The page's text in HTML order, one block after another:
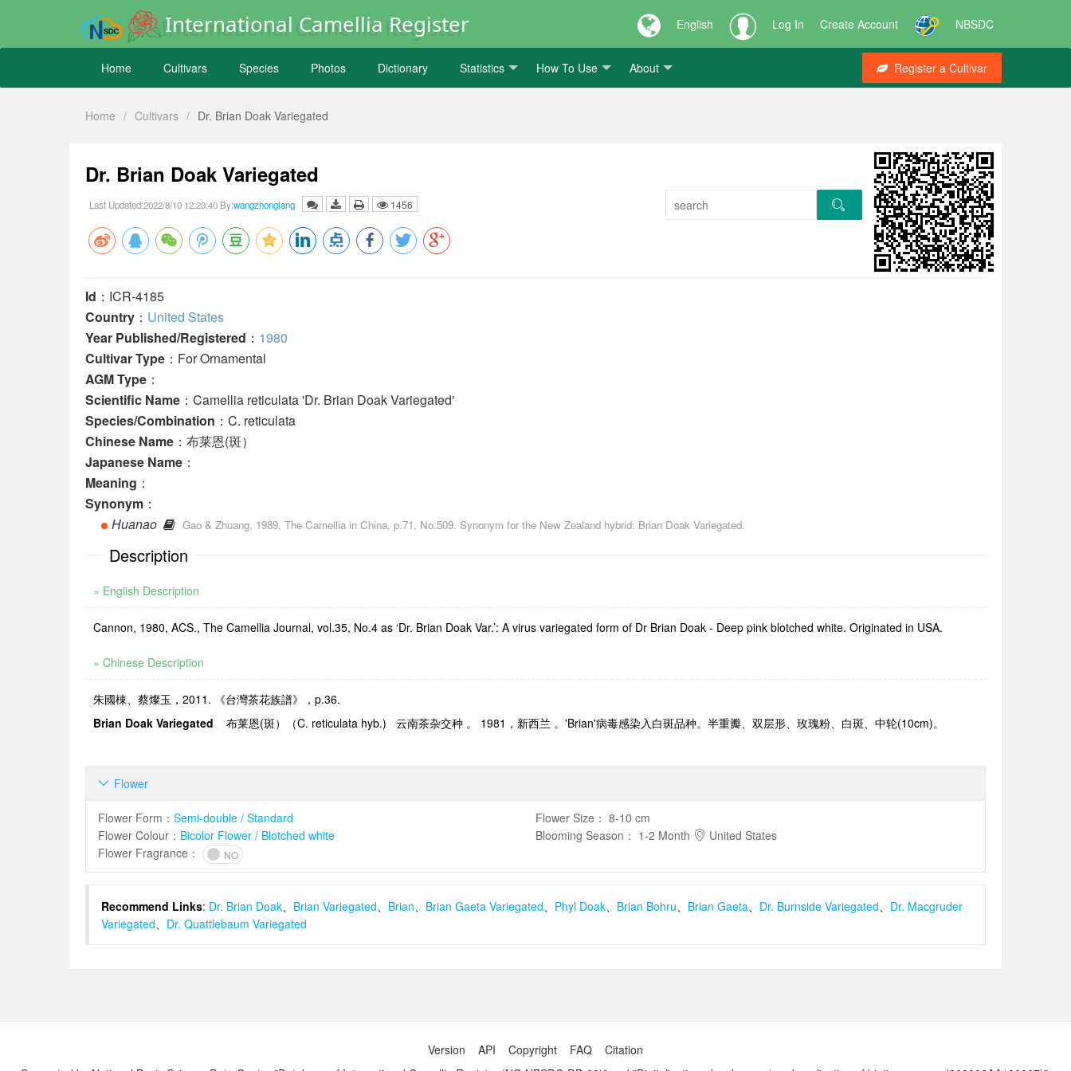
International Camellia Register English Log In Create Account NBSDC
Home Cultivars Species Photos Dictionary Statistics How To Use About Register a Cultivar
Home / Cultivars / Dr. Brian Doak Variegated
Dr. Brian Doak Variegated
Last Updated:2022/8/10 12:23:40 By:wangzhonglang 1456
Id ：ICR-4185
Country ： United States
Year Published/Registered ： 1980
Cultivar Type ：For Ornamental
AGM Type ：
Scientific Name ：Camellia reticulata 'Dr. Brian Doak Variegated'
Species/Combination ：C. reticulata
Chinese Name ：布莱恩(斑）
Japanese Name ：
Meaning ：
Synonym ：
Huanao
Gao & Zhuang, 1989, The Camellia in China, p.71, No.509. Synonym for the New Zealand hybrid: Brian Doak Variegated.
Description
» English Description
Cannon, 1980, ACS., The Camellia Journal, vol.35, No.4 as ‘Dr. Brian Doak Var.’: A virus variegated form of Dr Brian Doak - Deep pink blotched white. Originated in USA.
» Chinese Description
朱國棟、蔡燦玉，2011. 《台灣茶花族譜》，p.36.
Brian Doak Variegated
布莱恩(斑） （C. reticulata hyb.) 云南茶杂交种 。 1981 ，新西兰 。 'Brian'病毒感染入白斑品种。半重瓣、双层形、玫瑰粉、白斑、中轮(10cm)。
Flower

Flower Form ： Semi-double / Standard
Flower Colour ： Bicolor Flower / Blotched white
Flower Size ： 8-10 cm
Blooming Season ： 1-2 Month
United States
Flower Fragrance ： NO
Recommend Links: Dr. Brian Doak、 Brian Variegated、 Brian、 Brian Gaeta Variegated、 Phyl Doak、 Brian Bohru、 Brian Gaeta、 Dr. Burnside Variegated、 Dr. Macgruder
Variegated、 Dr. Quattlebaum Variegated
Version API Copyright FAQ
Citation